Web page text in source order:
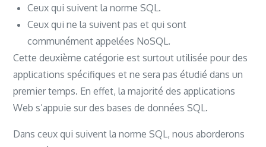
Ceux qui suivent la norme SQL.
Ceux qui ne la suivent pas et qui sont
communément appelées NoSQL.
Cette deuxième catégorie est surtout utilisée pour des
applications spécifiques et ne sera pas étudié dans un
premier temps. En effet, la majorité des applications
Web s’appuie sur des bases de données SQL.
Dans ceux qui suivent la norme SQL, nous aborderons